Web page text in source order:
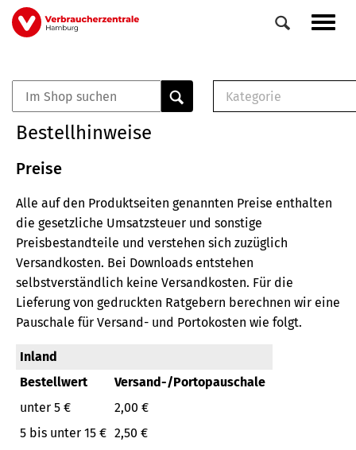
Direkt
zum
Veranstaltungen
0
Elemente
Kategorie
Broschüre
Buch
Bestellhinweise
Preise
Alle auf den Produktseiten genannten Preise enthalten
die gesetzliche Umsatzsteuer und sonstige
Preisbestandteile und verstehen sich zuzüglich
Versandkosten. Bei Downloads entstehen
selbstverständlich keine Versandkosten. Für die
Lieferung von gedruckten Ratgebern berechnen wir eine
Pauschale für Versand- und Portokosten wie folgt.
Inland
Bestellwert
Versand-/Portopauschale
unter 5 €
2,00 €
5 bis unter 15 € 2,50 €